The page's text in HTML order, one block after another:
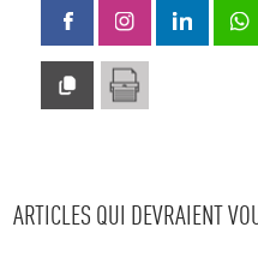
ARTICLES QUI DEVRAIENT